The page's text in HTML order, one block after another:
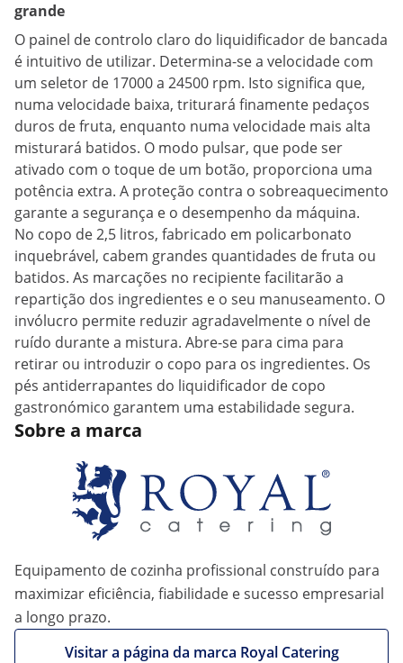
grande
O painel de controlo claro do liquidificador de bancada
é intuitivo de utilizar. Determina-se a velocidade com
um seletor de 17000 a 24500 rpm. Isto significa que,
numa velocidade baixa, triturará finamente pedaços
duros de fruta, enquanto numa velocidade mais alta
misturará batidos. O modo pulsar, que pode ser
ativado com o toque de um botão, proporciona uma
potência extra. A proteção contra o sobreaquecimento
garante a segurança e o desempenho da máquina.
No copo de 2,5 litros, fabricado em policarbonato
inquebrável, cabem grandes quantidades de fruta ou
batidos. As marcações no recipiente facilitarão a
repartição dos ingredientes e o seu manuseamento. O
invólucro permite reduzir agradavelmente o nível de
ruído durante a mistura. Abre-se para cima para
retirar ou introduzir o copo para os ingredientes. Os
pés antiderrapantes do liquidificador de copo
gastronómico garantem uma estabilidade segura.
Sobre a marca
Equipamento de cozinha profissional construído para
maximizar eficiência, fiabilidade e sucesso empresarial
a longo prazo.
Visitar a página da marca Royal Catering